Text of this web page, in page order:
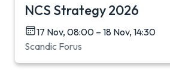
NCS Strategy 2026
17 Nov, 08:00 – 18 Nov, 14:30
Scandic Forus